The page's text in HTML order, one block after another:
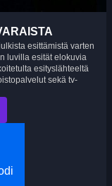
esittämistä varten
luvilla esität elokuvia
esityslähteeltä
sekä tv-